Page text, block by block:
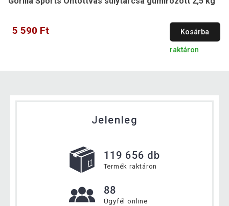
5 590 Ft Kosárba
raktáron
Jelenleg
119 656 db
Termék raktáron
88
Ügyfél online